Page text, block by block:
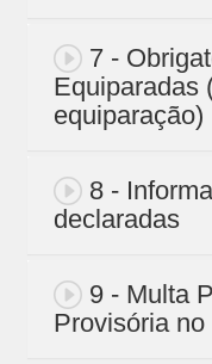
7 -
Equiparadas
equiparação)
8 -
declaradas
9 - Multa
Provisória